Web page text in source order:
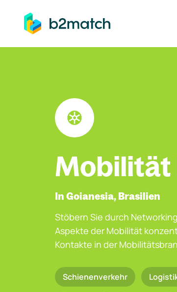
springen
Mobilität
In Goianesia, Brasilien
Stöbern Sie durch
Aspekte der Mobilität
Kontakte in der
Schienenverkehr